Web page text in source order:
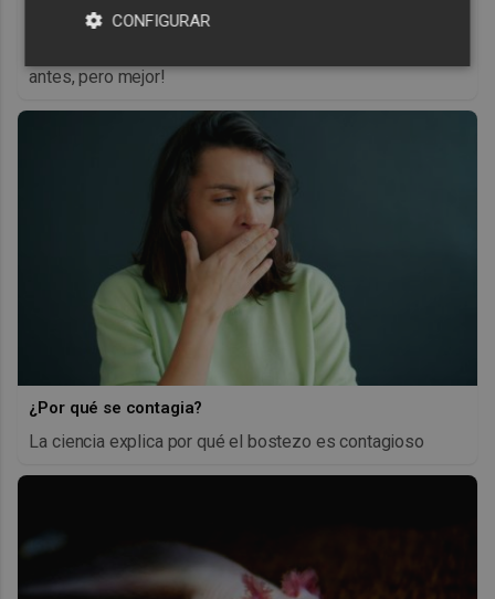
Corepunk MMORPG
antes, pero mejor!
¿Por qué se contagia?
La ciencia explica por qué el bostezo es contagioso
CONFIGURAR